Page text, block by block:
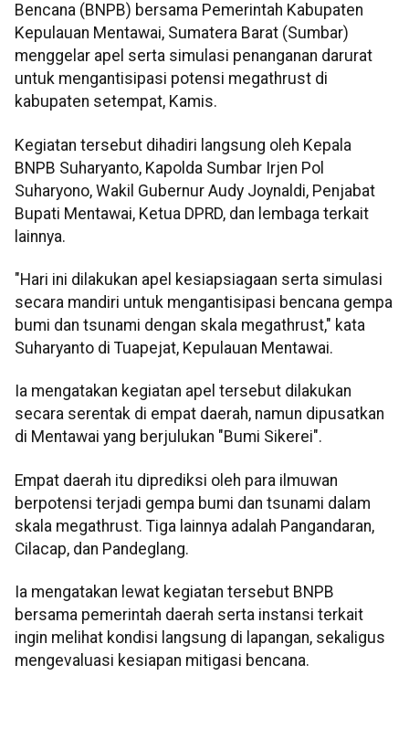
Bencana (BNPB) bersama Pemerintah Kabupaten
Kepulauan Mentawai, Sumatera Barat (Sumbar)
menggelar apel serta simulasi penanganan darurat
untuk mengantisipasi potensi megathrust di
kabupaten setempat, Kamis.
Kegiatan tersebut dihadiri langsung oleh Kepala
BNPB Suharyanto, Kapolda Sumbar Irjen Pol
Suharyono, Wakil Gubernur Audy Joynaldi, Penjabat
Bupati Mentawai, Ketua DPRD, dan lembaga terkait
lainnya.
"Hari ini dilakukan apel kesiapsiagaan serta simulasi
secara mandiri untuk mengantisipasi bencana gempa
bumi dan tsunami dengan skala megathrust," kata
Suharyanto di Tuapejat, Kepulauan Mentawai.
Ia mengatakan kegiatan apel tersebut dilakukan
secara serentak di empat daerah, namun dipusatkan
di Mentawai yang berjulukan "Bumi Sikerei".
Empat daerah itu diprediksi oleh para ilmuwan
berpotensi terjadi gempa bumi dan tsunami dalam
skala megathrust. Tiga lainnya adalah Pangandaran,
Cilacap, dan Pandeglang.
Ia mengatakan lewat kegiatan tersebut BNPB
bersama pemerintah daerah serta instansi terkait
ingin melihat kondisi langsung di lapangan, sekaligus
mengevaluasi kesiapan mitigasi bencana.